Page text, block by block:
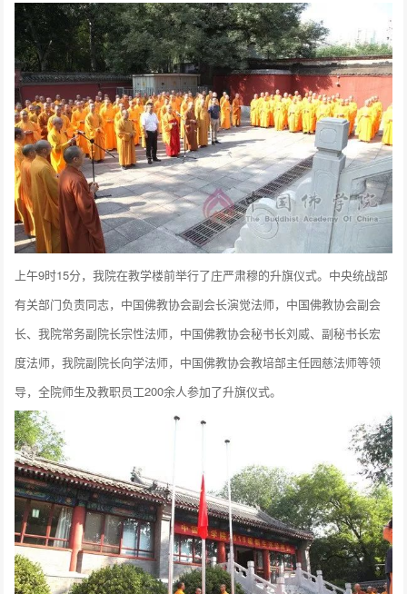
上午9时15分，我院在教学楼前举行了庄严肃穆的升旗仪式。中央统战部
有关部门负责同志，中国佛教协会副会长演觉法师，中国佛教协会副会
长、我院常务副院长宗性法师，中国佛教协会秘书长刘威、副秘书长宏
度法师，我院副院长向学法师，中国佛教协会教培部主任园慈法师等领
导，全院师生及教职员工200余人参加了升旗仪式。